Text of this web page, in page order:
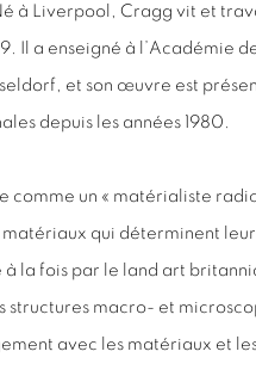
à Liverpool, Cragg vit et
Il a enseigné à l’Académie
et son œuvre est
depuis les années 1980.
comme un « matérialiste
matériaux qui déterminent
la fois par le land art
structures macro- et
avec les matériaux et